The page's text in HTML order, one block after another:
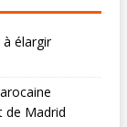
à élargir
de Madrid